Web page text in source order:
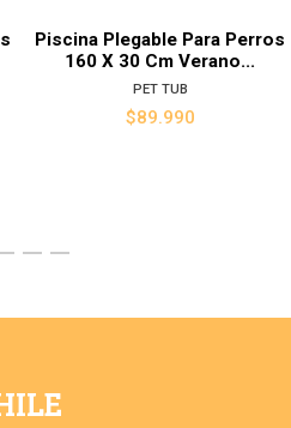
Piscina Plegable Para Perros
160 X 30 Cm Verano...
PET TUB
$89.990